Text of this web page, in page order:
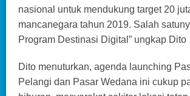
nasional untuk mendukung target 20
mancanegara tahun 2019. Salah
Program Destinasi Digital” ungkap Dito
Dito menuturkan, agenda launching
Pelangi dan Pasar Wedana ini cukup